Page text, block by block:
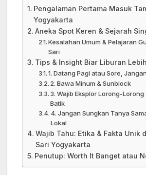
Pengalaman Pertama Masuk
Yogyakarta
Aneka Spot Keren & Sejarah
Kesalahan Umum & Pelajaran
Sari
Tips & Insight Biar Liburan
1. Datang Pagi atau Sore,
2. Bawa Minum & Sunblock
3. Wajib Eksplor Lorong-Lorong
Batik
4. Jangan Sungkan Tanya
Lokal
Wajib Tahu: Etika & Fakta Unik
Sari Yogyakarta
Penutup: Worth It Banget atau